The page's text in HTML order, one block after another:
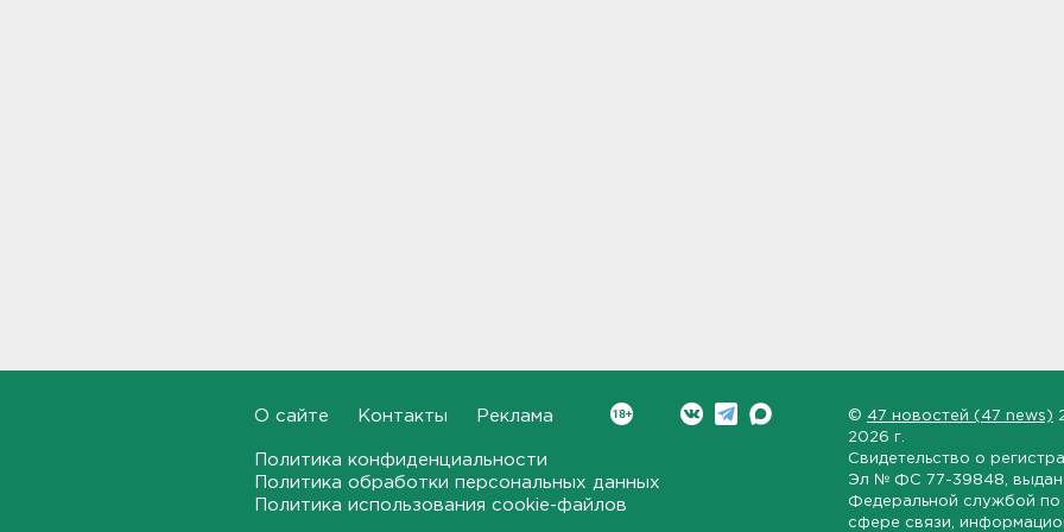
После ракетного обстрела и
О сайте Контакты Реклама
Политика конфиденциальности
Политика обработки персональных данных
Политика использования cookie-файлов
© 47 новостей (47 news)
2026 г.
Свидетельство о
Эл № ФС 77-39848 ,
Федеральной службой по
сфере связи,